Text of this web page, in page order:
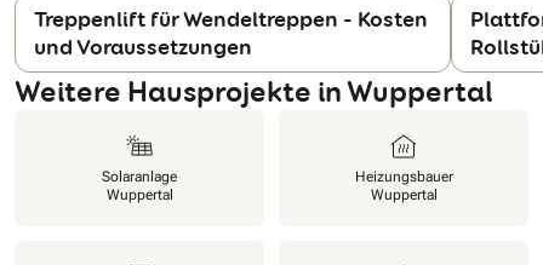
Treppenlift für Wendeltreppen - Kosten
und Voraussetzungen
Weitere Hausprojekte in Wuppertal
Solaranlage
Wuppertal
Heizungsbauer
Wuppertal